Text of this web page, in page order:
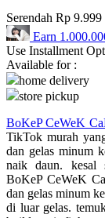
R
Real
Red
S
Serendah Rp 9.999
Earn
Use Installment
Available for :
home delivery
store pickup
BoKeP CeWeK
TikTok murah
dan gelas minum
naik daun. kesal
BoKeP CeWeK
dan gelas minum
di luar gelas.